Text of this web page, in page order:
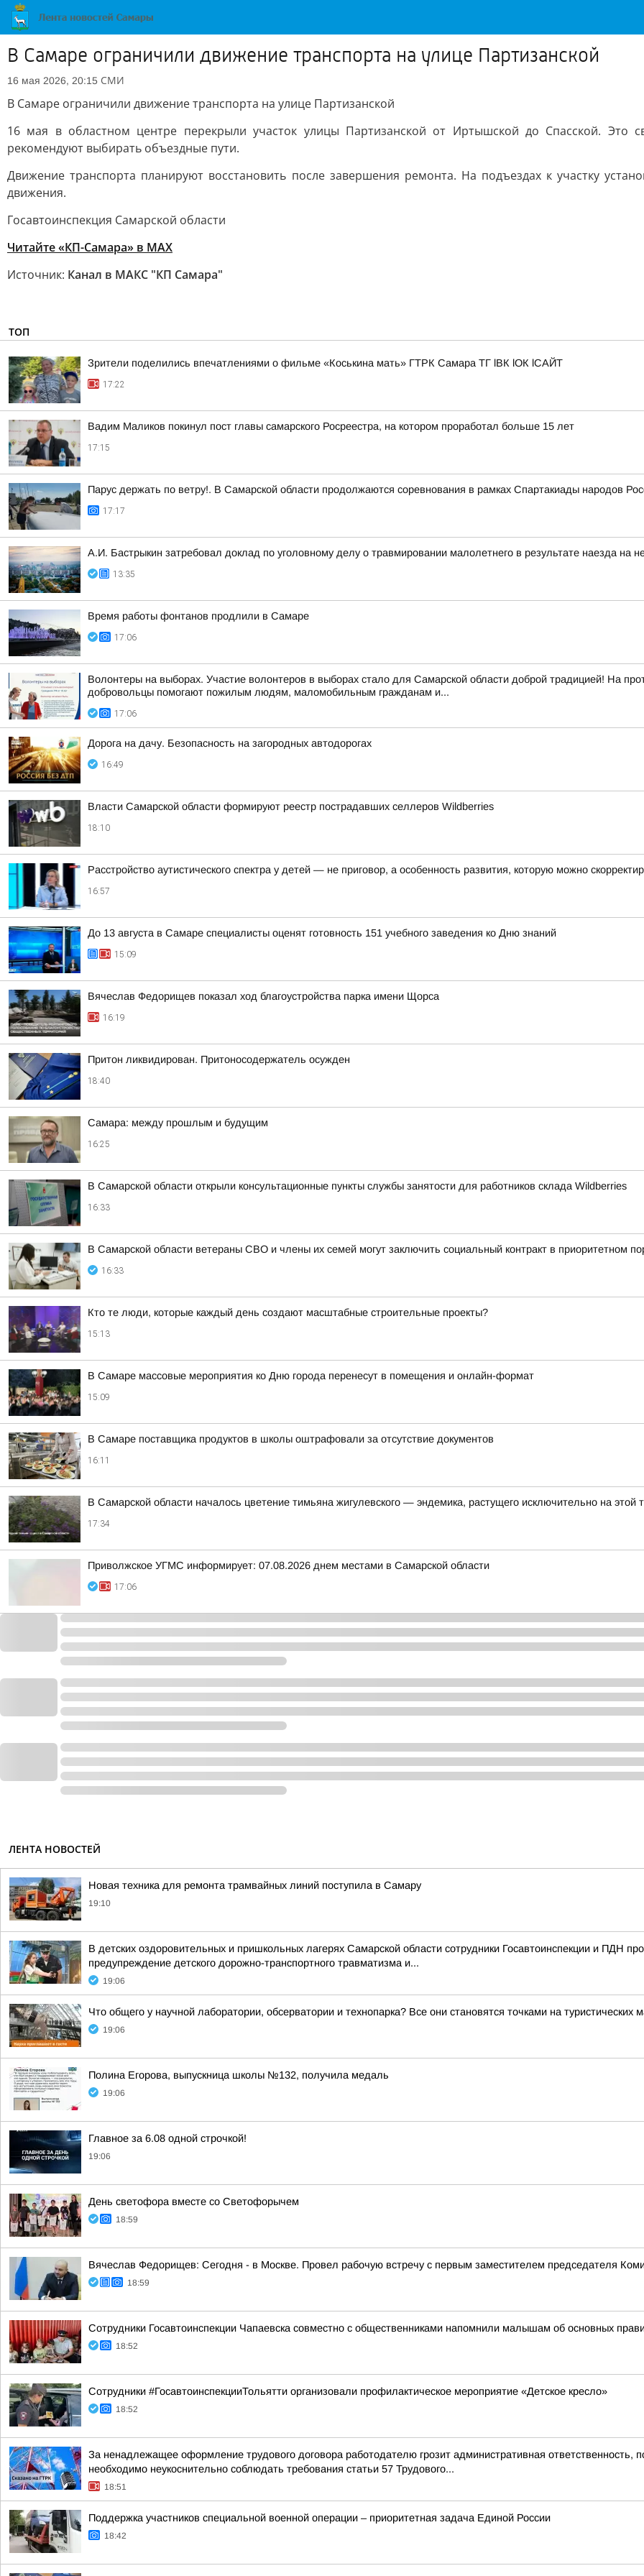
В Самаре ограничили движение транспорта на улице Партизанской
16 мая 2026, 20:15 СМИ
В Самаре ограничили движение транспорта на улице Партизанской
16 мая в областном центре перекрыли участок улицы Партизанской от Иртышской до Спасской. Это
рекомендуют выбирать объездные пути.
Движение транспорта планируют восстановить после завершения ремонта. На подъездах к участку
движения.
Госавтоинспекция Самарской области
Читайте «КП-Самара» в МАХ
Источник: Канал в МАКС "КП Самара"
ТОП
Зрители поделились впечатлениями о фильме «Коськина мать» ГТРК Самара ТГ lВК lОК lСАЙТ
17:22
Вадим Маликов покинул пост главы самарского Росреестра, на котором проработал больше 15 лет
17:15
Парус держать по ветру!. В Самарской области продолжаются соревнования в рамках Спартакиады народов
17:17
А.И. Бастрыкин затребовал доклад по уголовному делу о травмировании малолетнего в результате наезда на
13:35
Время работы фонтанов продлили в Самаре
17:06
Волонтеры на выборах. Участие волонтеров в выборах стало для Самарской области доброй традицией! На
добровольцы помогают пожилым людям, маломобильным гражданам и...
17:06
Дорога на дачу. Безопасность на загородных автодорогах
16:49
Власти Самарской области формируют реестр пострадавших селлеров Wildberries
18:10
Расстройство аутистического спектра у детей — не приговор, а особенность развития, которую можно
16:57
До 13 августа в Самаре специалисты оценят готовность 151 учебного заведения ко Дню знаний
15:09
Вячеслав Федорищев показал ход благоустройства парка имени Щорса
16:19
Притон ликвидирован. Притоносодержатель осужден
18:40
Самара: между прошлым и будущим
16:25
В Самарской области открыли консультационные пункты службы занятости для работников склада Wildberries
16:33
В Самарской области ветераны СВО и члены их семей могут заключить социальный контракт в приоритетном
16:33
Кто те люди, которые каждый день создают масштабные строительные проекты?
15:13
В Самаре массовые мероприятия ко Дню города перенесут в помещения и онлайн-формат
15:09
В Самаре поставщика продуктов в школы оштрафовали за отсутствие документов
16:11
В Самарской области началось цветение тимьяна жигулевского — эндемика, растущего исключительно на этой
17:34
Приволжское УГМС информирует: 07.08.2026 днем местами в Самарской области
17:06
ЛЕНТА НОВОСТЕЙ
Новая техника для ремонта трамвайных линий поступила в Самару
19:10
В детских оздоровительных и пришкольных лагерях Самарской области сотрудники Госавтоинспекции и ПДН
предупреждение детского дорожно-транспортного травматизма и...
19:06
Что общего у научной лаборатории, обсерватории и технопарка? Все они становятся точками на туристических
19:06
Полина Егорова, выпускница школы №132, получила медаль
19:06
Главное за 6.08 одной строчкой!
19:06
День светофора вместе со Светофорычем
18:59
Вячеслав Федорищев: Сегодня - в Москве. Провел рабочую встречу с первым заместителем председателя
18:59
Сотрудники Госавтоинспекции Чапаевска совместно с общественниками напомнили малышам об основных
18:52
Сотрудники #ГосавтоинспекцииТольятти организовали профилактическое мероприятие «Детское кресло»
18:52
За ненадлежащее оформление трудового договора работодателю грозит административная ответственность,
необходимо неукоснительно соблюдать требования статьи 57 Трудового...
18:51
Поддержка участников специальной военной операции – приоритетная задача Единой России
18:42